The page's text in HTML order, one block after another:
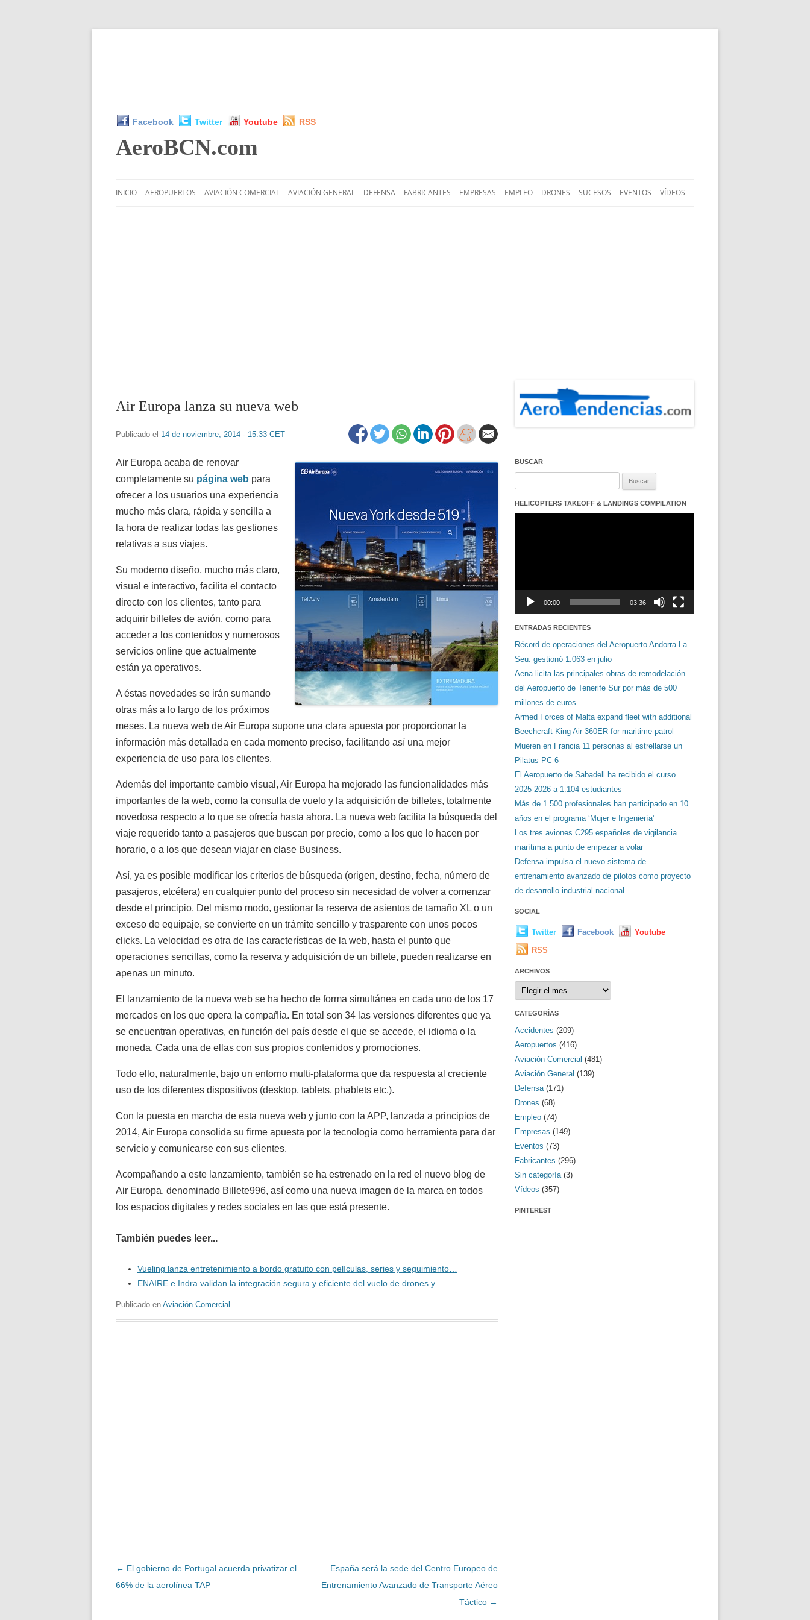
Facebook Twitter Youtube RSS
AeroBCN.com
al
INICIO AEROPUERTOS AVIACIÓN COMERCIAL AVIACIÓN GENERAL DEFENSA FABRICANTES EMPRESAS EMPLEO DRONES SUCESOS EVENTOS VÍDEOS
Air Europa lanza su nueva web
Publicado el 14 de noviembre, 2014 - 15:33 CET
Air Europa acaba de renovar
completamente su página web para
ofrecer a los usuarios una experiencia
mucho más clara, rápida y sencilla a
la hora de realizar todas las gestiones
relativas a sus viajes.
Su moderno diseño, mucho más claro,
visual e interactivo, facilita el contacto
directo con los clientes, tanto para
adquirir billetes de avión, como para
acceder a los contenidos y numerosos
servicios online que actualmente
están ya operativos.
A éstas novedades se irán sumando
otras más a lo largo de los próximos
meses. La nueva web de Air Europa supone una clara apuesta por proporcionar la
información más detallada en cada momento preciso, facilitando así una mejor
experiencia de uso para los clientes.
Además del importante cambio visual, Air Europa ha mejorado las funcionalidades más
importantes de la web, como la consulta de vuelo y la adquisición de billetes, totalmente
novedosa respecto a lo que se ofrecía hasta ahora. La nueva web facilita la búsqueda del
viaje requerido tanto a pasajeros que buscan por precio, como a los que lo hacen por
horario, o a los que desean viajar en clase Business.
Así, ya es posible modificar los criterios de búsqueda (origen, destino, fecha, número de
pasajeros, etcétera) en cualquier punto del proceso sin necesidad de volver a comenzar
desde el principio. Del mismo modo, gestionar la reserva de asientos de tamaño XL o un
exceso de equipaje, se convierte en un trámite sencillo y trasparente con unos pocos
clicks. La velocidad es otra de las características de la web, hasta el punto que
operaciones sencillas, como la reserva y adquisición de un billete, pueden realizarse en
apenas un minuto.
El lanzamiento de la nueva web se ha hecho de forma simultánea en cada uno de los 17
mercados en los que opera la compañía. En total son 34 las versiones diferentes que ya
se encuentran operativas, en función del país desde el que se accede, el idioma o la
moneda. Cada una de ellas con sus propios contenidos y promociones.
Todo ello, naturalmente, bajo un entorno multi-plataforma que da respuesta al creciente
uso de los diferentes dispositivos (desktop, tablets, phablets etc.).
Con la puesta en marcha de esta nueva web y junto con la APP, lanzada a principios de
2014, Air Europa consolida su firme apuesta por la tecnología como herramienta para dar
servicio y comunicarse con sus clientes.
Acompañando a este lanzamiento, también se ha estrenado en la red el nuevo blog de
Air Europa, denominado Billete996, así como una nueva imagen de la marca en todos
los espacios digitales y redes sociales en las que está presente.
También puedes leer...
Vueling lanza entretenimiento a bordo gratuito con películas, series y seguimiento…
ENAIRE e Indra validan la integración segura y eficiente del vuelo de drones y…
Publicado en Aviación Comercial
Navegación
de
← El gobierno de Portugal acuerda privatizar el
66% de la aerolínea TAP
España será la sede del Centro Europeo de
Entrenamiento Avanzado de Transporte Aéreo
Táctico →
BUSCAR
HELICOPTERS TAKEOFF & LANDINGS COMPILATION
00:00 03:36
ENTRADAS RECIENTES
Récord de operaciones del Aeropuerto Andorra-La
Seu: gestionó 1.063 en julio
Aena licita las principales obras de remodelación
del Aeropuerto de Tenerife Sur por más de 500
millones de euros
Armed Forces of Malta expand fleet with additional
Beechcraft King Air 360ER for maritime patrol
Mueren en Francia 11 personas al estrellarse un
Pilatus PC-6
El Aeropuerto de Sabadell ha recibido el curso
2025-2026 a 1.104 estudiantes
Más de 1.500 profesionales han participado en 10
años en el programa ‘Mujer e Ingeniería’
Los tres aviones C295 españoles de vigilancia
marítima a punto de empezar a volar
Defensa impulsa el nuevo sistema de
entrenamiento avanzado de pilotos como proyecto
de desarrollo industrial nacional
SOCIAL
Twitter Facebook
Youtube
RSS
ARCHIVOS
Archivos
CATEGORÍAS
Accidentes (209)
Aeropuertos (416)
Aviación Comercial (481)
Aviación General (139)
Defensa(171)
Drones (68)
Empleo (74)
Empresas (149)
Eventos (73)
Fabricantes (296)
Sin categoría(3)
Vídeos (357)
PINTEREST